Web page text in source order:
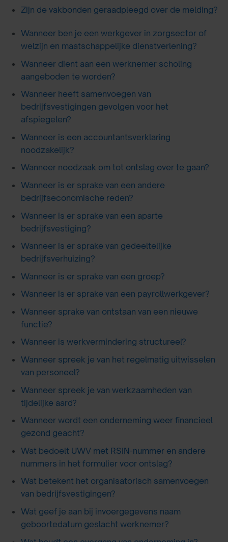
Zijn de vakbonden geraadpleegd over de melding?
Wanneer ben je een werkgever in zorgsector of
welzijn en maatschappelijke dienstverlening?
Wanneer dient aan een werknemer scholing
aangeboden te worden?
Wanneer heeft samenvoegen van
bedrijfsvestigingen gevolgen voor het
afspiegelen?
Wanneer is een accountantsverklaring
noodzakelijk?
Wanneer noodzaak om tot ontslag over te gaan?
Wanneer is er sprake van een andere
bedrijfseconomische reden?
Wanneer is er sprake van een aparte
bedrijfsvestiging?
Wanneer is er sprake van gedeeltelijke
bedrijfsverhuizing?
Wanneer is er sprake van een groep?
Wanneer is er sprake van een payrollwerkgever?
Wanneer sprake van ontstaan van een nieuwe
functie?
Wanneer is werkvermindering structureel?
Wanneer spreek je van het regelmatig uitwisselen
van personeel?
Wanneer spreek je van werkzaamheden van
tijdelijke aard?
Wanneer wordt een onderneming weer financieel
gezond geacht?
Wat bedoelt UWV met RSIN-nummer en andere
nummers in het formulier voor ontslag?
Wat betekent het organisatorisch samenvoegen
van bedrijfsvestigingen?
Wat geef je aan bij invoergegevens naam
geboortedatum geslacht werknemer?